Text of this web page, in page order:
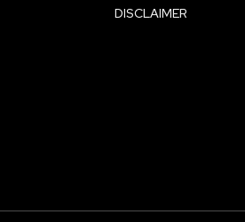
DISCLAIMER